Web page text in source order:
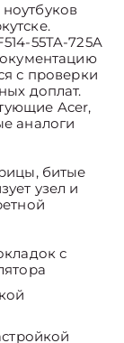
55TA-725A
с проверки
доплат.
Acer,
аналоги
битые
узел и
с